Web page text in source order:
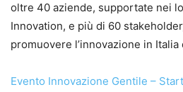
oltre 40 aziende, supportate nei
Innovation, e più di 60
promuovere l’innovazione in
Evento Innovazione Gentile –